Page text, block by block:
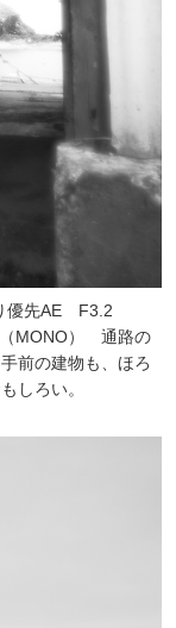
優先AE F3.2
MONO） 通路の
前の建物も、ほろ
しろい。